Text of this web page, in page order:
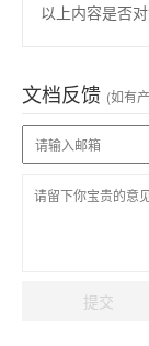
以上内容是否对
文档反馈 (如有
提交